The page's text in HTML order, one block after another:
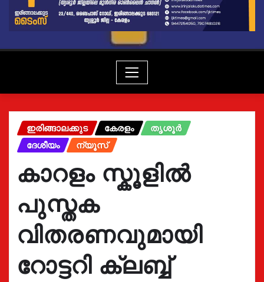
ഇരിങ്ങാലക്കുട കേരളം
തൃശൂർ
ദേശീയം
ന്യൂസ്
കാറളം സ്കൂളിൽ
പുസ്തക
വിതരണവുമായി
റോട്ടറി ക്ലബ്ബ്